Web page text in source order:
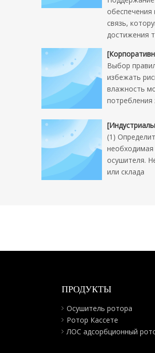
обеспечения
связь,
достижения
[
Выбор
избежать
влажность
потребления
[
(1)
осушителя.
или склада
ПРОДУКТЫ
Осушитель ротора
Ротор Кассете
ЛОС адсорбционный